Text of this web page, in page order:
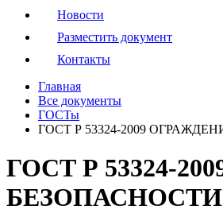
Новости
Разместить документ
Контакты
Главная
Все документы
ГОСТы
ГОСТ Р 53324-2009
ГОСТ Р 53324-
БЕЗОПАСНОСТИ